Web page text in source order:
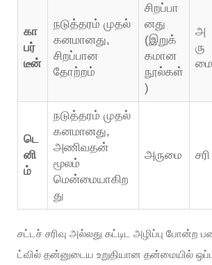
கா
பர்
டீன்
நடுத்தரம் முதல்
கனமானது,
சிறப்பான
தோற்றம்
சிறப்பா
னது
(இறுக்
கமான
நூல்கள்
)
அ
ரு
மை
டெ
னி
ம்
நடுத்தரம் முதல்
கனமானது,
அணிவதன்
மூலம்
மென்மையாகிற
து
அருமை சரி
சட்டச் சரிவு அல்லது கட்டிட அழிப்பு போன்ற
ட்வில் தன்னுடைய உறுதியான தன்மையில்